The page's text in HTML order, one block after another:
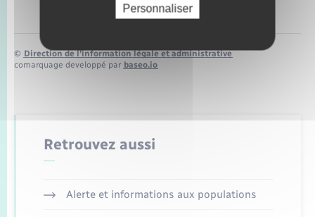
© Direction de l’information légale et administrative
comarquage developpé par baseo.io
Retrouvez aussi
Alerte et informations aux populations
Personnaliser